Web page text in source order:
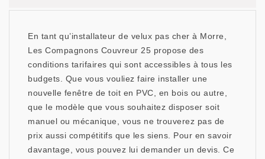
En tant qu’installateur de velux pas cher à Morre,
Les Compagnons Couvreur 25 propose des
conditions tarifaires qui sont accessibles à tous les
budgets. Que vous vouliez faire installer une
nouvelle fenêtre de toit en PVC, en bois ou autre,
que le modèle que vous souhaitez disposer soit
manuel ou mécanique, vous ne trouverez pas de
prix aussi compétitifs que les siens. Pour en savoir
davantage, vous pouvez lui demander un devis. Ce